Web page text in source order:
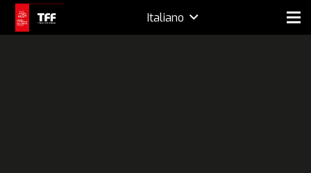
Italiano